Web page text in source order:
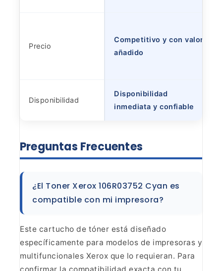
Precio
Competitivo y con valor
añadido
Disponibilidad
Disponibilidad
inmediata y confiable
Preguntas Frecuentes
¿El Toner Xerox 106R03752 Cyan es
compatible con mi impresora?
Este cartucho de tóner está diseñado
específicamente para modelos de impresoras y
multifuncionales Xerox que lo requieran. Para
confirmar la compatibilidad exacta con tu